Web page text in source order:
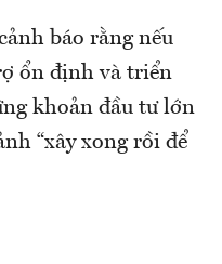
báo rằng nếu
ổn định và triển
khoản đầu tư lớn
“xây xong rồi để